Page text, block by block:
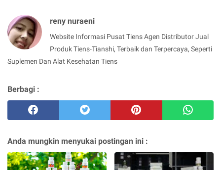
reny nuraeni
Website Informasi Pusat Tiens Agen Distributor Jual
Produk Tiens-Tianshi, Terbaik dan Terpercaya, Seperti
Suplemen Dan Alat Kesehatan Tiens
Berbagi :
Anda mungkin menyukai postingan ini :